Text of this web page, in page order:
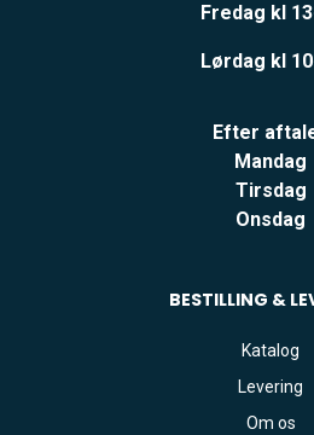
Fredag kl
Lørdag kl
Efter
Mandag
Tirsdag
Onsdag
BESTILLING &
Katalog
Levering
Om os